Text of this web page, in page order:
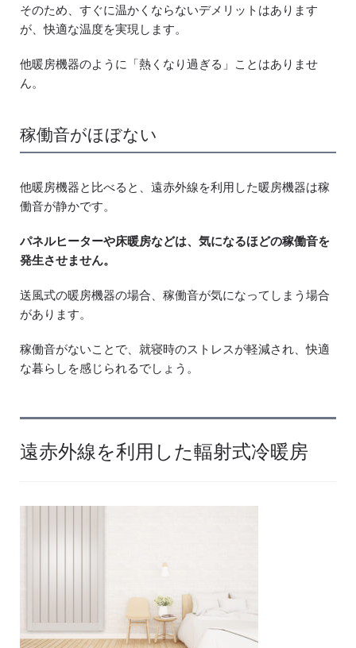
そのため、すぐに温かくならないデメリットはあります
が、快適な温度を実現します。
他暖房機器のように「熱くなり過ぎる」ことはありませ
ん。
稼働音がほぼない
他暖房機器と比べると、遠赤外線を利用した暖房機器は稼
働音が静かです。
パネルヒーターや床暖房などは、気になるほどの稼働音を
発生させません。
送風式の暖房機器の場合、稼働音が気になってしまう場合
があります。
稼働音がないことで、就寝時のストレスが軽減され、快適
な暮らしを感じられるでしょう。
遠赤外線を利用した輻射式冷暖房